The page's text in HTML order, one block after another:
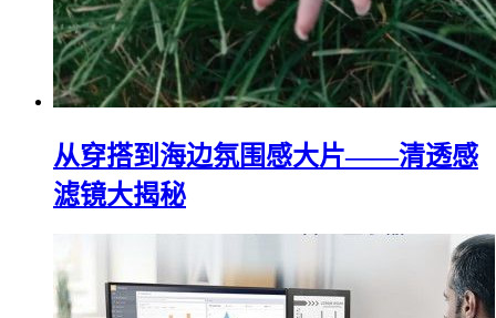
从穿搭到海边氛围感大片——清透感
滤镜大揭秘